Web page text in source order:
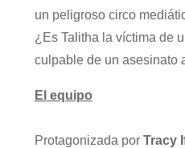
un peligroso circo
¿Es Talitha la víctima de
culpable de un asesinato
El equipo
Protagonizada por Tracy